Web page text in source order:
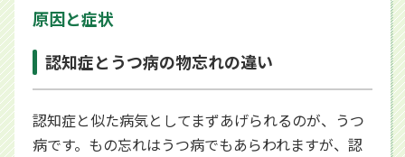
原因と症状
認知症とうつ病の物忘れの違い
認知症と似た病気としてまずあげられるのが、うつ
病です。もの忘れはうつ病でもあらわれますが、認